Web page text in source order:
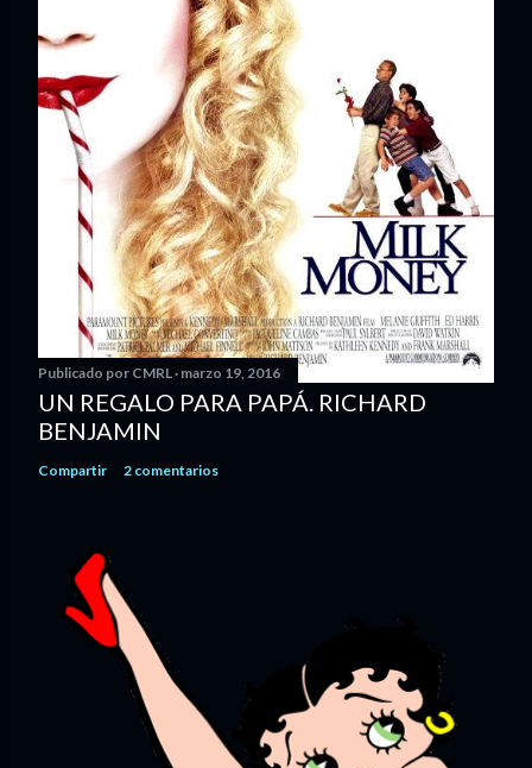
Publicado por CMRL marzo 19, 2016
UN REGALO PARA PAPÁ. RICHARD
BENJAMIN
Compartir 2 comentarios